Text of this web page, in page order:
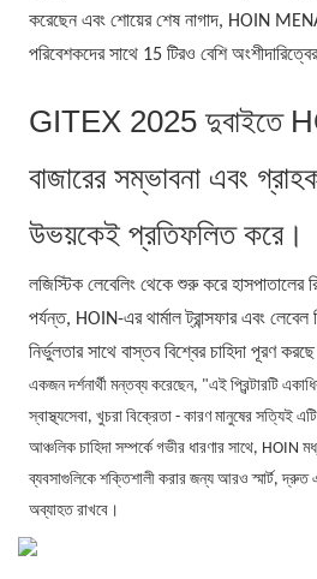
করেছেন এবং শোয়ের শেষ নাগাদ, HOIN
পরিবেশকদের সাথে 15 টিরও বেশি
GITEX 2025 দুবাইতে
বাজারের সম্ভাবনা এবং
উভয়কেই প্রতিফলিত করে।
লজিস্টিক লেবেলিং থেকে শুরু করে হাসপাতালের
পর্যন্ত, HOIN-এর থার্মাল ট্রান্সফার এবং লেবেল
নির্ভুলতার সাথে বাস্তব বিশ্বের চাহিদা পূরণ
একজন দর্শনার্থী মন্তব্য করেছেন, "এই প্রিন্টারটি
স্বাস্থ্যসেবা, খুচরা বিক্রেতা - কারণ মানুষের সত্যিই
আঞ্চলিক চাহিদা সম্পর্কে গভীর ধারণার সাথে, HOIN
ব্যবসাগুলিকে শক্তিশালী করার জন্য আরও স্মার্ট, দ্রুত
অব্যাহত রাখবে।